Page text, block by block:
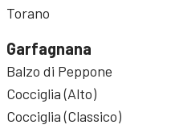
Torano
Garfagnana
Balzo di Peppone
Cocciglia (Alto)
Cocciglia (Classico)